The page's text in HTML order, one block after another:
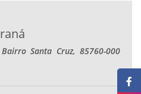
Santa Cruz, 85760-000